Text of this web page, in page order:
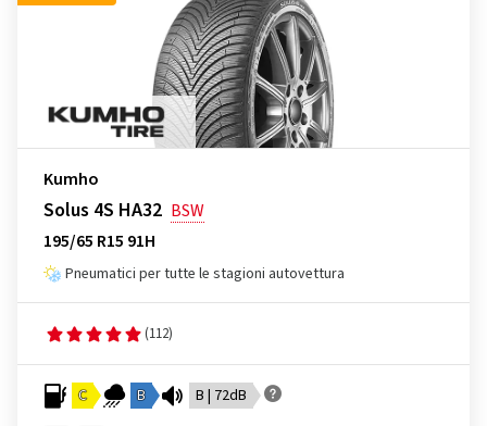
Kumho
Solus 4S HA32 BSW
195/65 R15 91H
Pneumatici per tutte le stagioni autovettura
(112)
C B B | 72dB